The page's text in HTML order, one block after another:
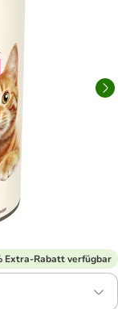
Extra-Rabatt verfügbar